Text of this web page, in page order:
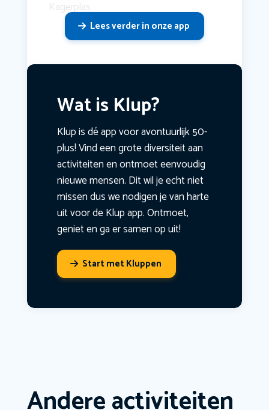
Kagerplas
Lees verder in onze app
Wat is Klup?
Klup is dé app voor avontuurlijk 50-
plus! Vind een grote diversiteit aan
activiteiten en ontmoet eenvoudig
nieuwe mensen. Dit wil je echt niet
missen dus we nodigen je van harte
uit voor de Klup app. Ontmoet,
geniet en ga er samen op uit!
Start met Kluppen